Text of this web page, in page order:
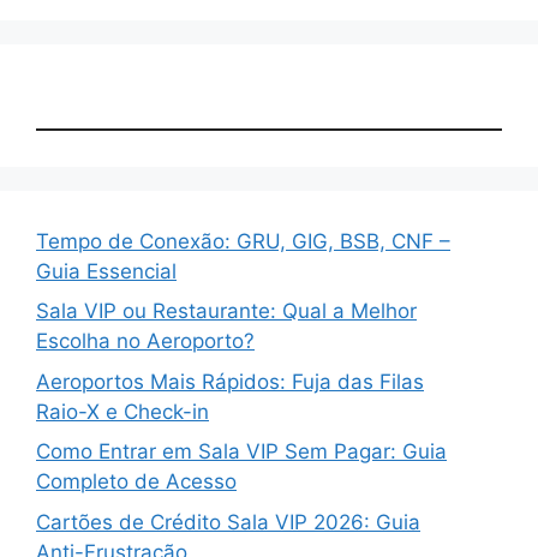
Tempo de Conexão: GRU, GIG, BSB, CNF –
Guia Essencial
Sala VIP ou Restaurante: Qual a Melhor
Escolha no Aeroporto?
Aeroportos Mais Rápidos: Fuja das Filas
Raio-X e Check-in
Como Entrar em Sala VIP Sem Pagar: Guia
Completo de Acesso
Cartões de Crédito Sala VIP 2026: Guia
Anti-Frustração